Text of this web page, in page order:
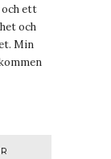
och ett
och
Min